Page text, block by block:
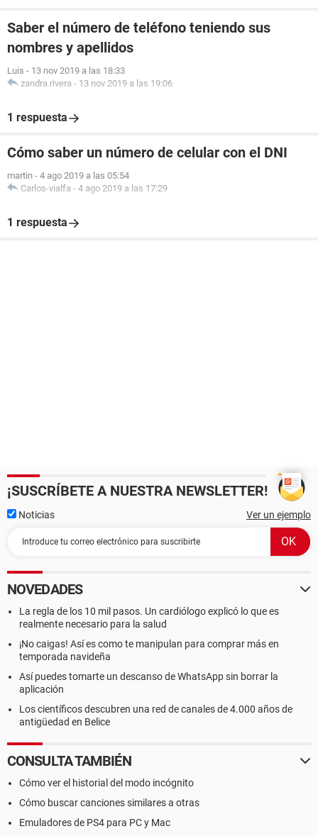
Saber el número de teléfono teniendo sus
nombres y apellidos
Luis - 13 nov 2019 a las 18:33
zandra.rivera - 13 nov 2019 a las 19:06
1 respuesta
Cómo saber un número de celular con el DNI
martin - 4 ago 2019 a las 05:54
Carlos-vialfa - 4 ago 2019 a las 17:29
1 respuesta
¡SUSCRÍBETE A NUESTRA NEWSLETTER!
Noticias Ver un ejemplo
NOVEDADES
La regla de los 10 mil pasos. Un cardiólogo explicó lo que es
realmente necesario para la salud
¡No caigas! Así es como te manipulan para comprar más en
temporada navideña
Así puedes tomarte un descanso de WhatsApp sin borrar la
aplicación
Los científicos descubren una red de canales de 4.000 años de
antigüedad en Belice
CONSULTA TAMBIÉN
Cómo ver el historial del modo incógnito
Cómo buscar canciones similares a otras
Emuladores de PS4 para PC y Mac